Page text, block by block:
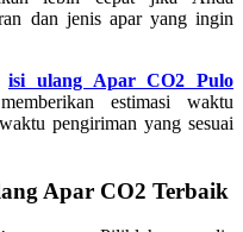
dan jenis apar yang ingin
isi ulang Apar CO2 Pulo
estimasi waktu
pengiriman yang sesuai
Apar CO2 Terbaik